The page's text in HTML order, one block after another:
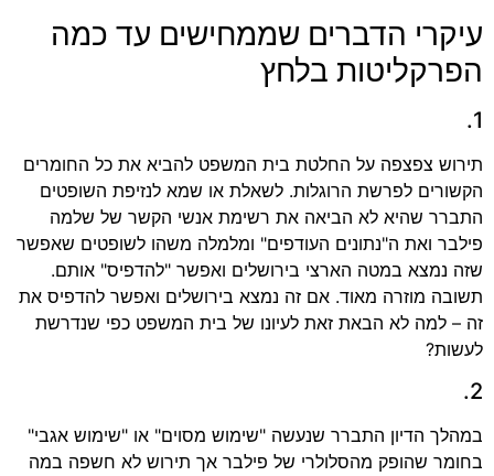
עיקרי הדברים שממחישים עד כמה
הפרקליטות בלחץ
1.
תירוש צפצפה על החלטת בית המשפט להביא את כל החומרים
הקשורים לפרשת הרוגלות. לשאלת או שמא לנזיפת השופטים
התברר שהיא לא הביאה את רשימת אנשי הקשר של שלמה
פילבר ואת ה"נתונים העודפים" ומלמלה משהו לשופטים שאפשר
שזה נמצא במטה הארצי בירושלים ואפשר "להדפיס" אותם.
תשובה מוזרה מאוד. אם זה נמצא בירושלים ואפשר להדפיס את
זה – למה לא הבאת זאת לעיונו של בית המשפט כפי שנדרשת
לעשות?
2.
במהלך הדיון התברר שנעשה "שימוש מסוים" או "שימוש אגבי"
בחומר שהופק מהסלולרי של פילבר אך תירוש לא חשפה במה